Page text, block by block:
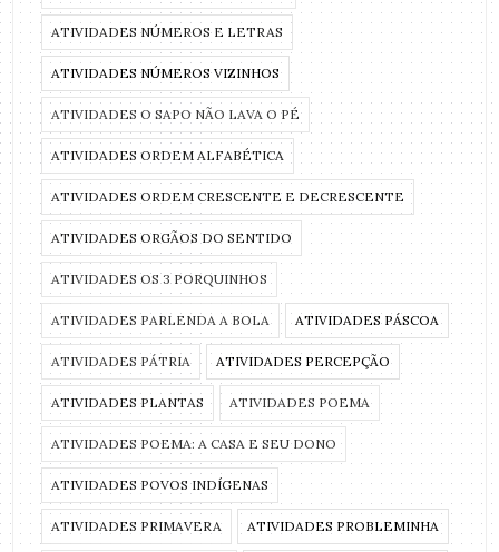
ATIVIDADES NÚMEROS E LETRAS
ATIVIDADES NÚMEROS VIZINHOS
ATIVIDADES O SAPO NÃO LAVA O PÉ
ATIVIDADES ORDEM ALFABÉTICA
ATIVIDADES ORDEM CRESCENTE E DECRESCENTE
ATIVIDADES ORGÃOS DO SENTIDO
ATIVIDADES OS 3 PORQUINHOS
ATIVIDADES PARLENDA A BOLA ATIVIDADES PÁSCOA
ATIVIDADES PÁTRIA ATIVIDADES PERCEPÇÃO
ATIVIDADES PLANTAS ATIVIDADES POEMA
ATIVIDADES POEMA: A CASA E SEU DONO
ATIVIDADES POVOS INDÍGENAS
ATIVIDADES PRIMAVERA ATIVIDADES PROBLEMINHA